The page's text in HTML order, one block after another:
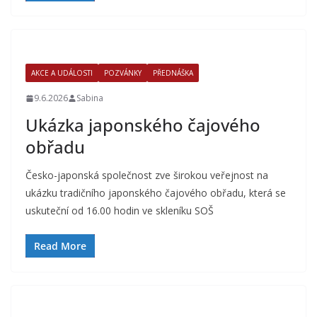
AKCE A UDÁLOSTI POZVÁNKY PŘEDNÁŠKA
9.6.2026 Sabina
Ukázka japonského čajového
obřadu
Česko-japonská společnost zve širokou veřejnost na
ukázku tradičního japonského čajového obřadu, která se
uskuteční od 16.00 hodin ve skleníku SOŠ
Read More